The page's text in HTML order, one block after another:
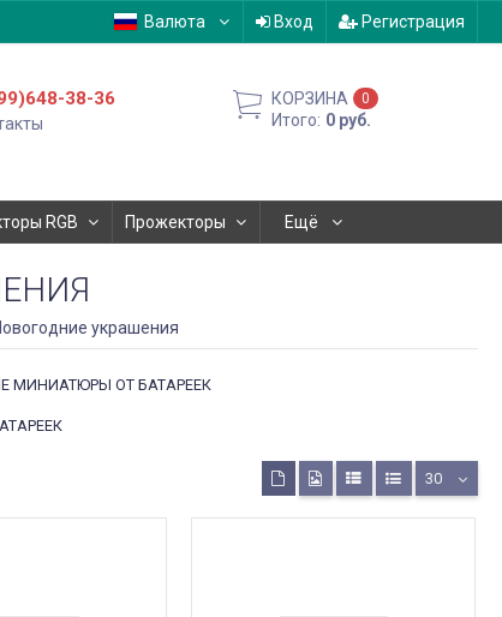
Валюта Вход Регистрация
38-36 КОРЗИНА 0
Итого: 0 руб.
RGB Прожекторы Ещё
украшения
МИНИАТЮРЫ ОТ БАТАРЕЕК
30